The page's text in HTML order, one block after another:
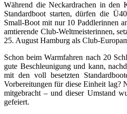
Während die Neckardrachen in den
Standardboot starten, dürfen die
Small-Boot mit nur 10 Paddlerinnen
amtierende Club-Weltmeisterinnen,
25. August Hamburg als Club-
Schon beim Warmfahren nach 20
gute Beschleunigung und kann,
mit den voll besetzten
Vorbereitungen für diese Einheit lag?
mitgebracht – und dieser Umstand
gefeiert.